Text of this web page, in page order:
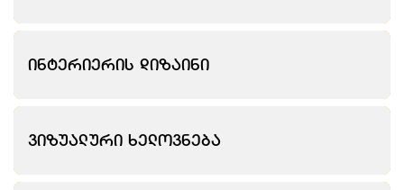
Ინტერიერის Დიზაინი
Ვიზუალური Ხელოვნება